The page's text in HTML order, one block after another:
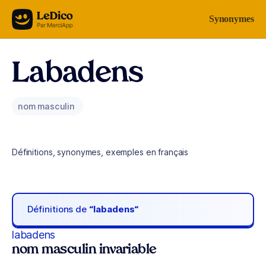
Aller au contenu Synonymes
Labadens
nom masculin
Définitions, synonymes, exemples en français
Définitions de “labadens“
labadens
nom masculin invariable